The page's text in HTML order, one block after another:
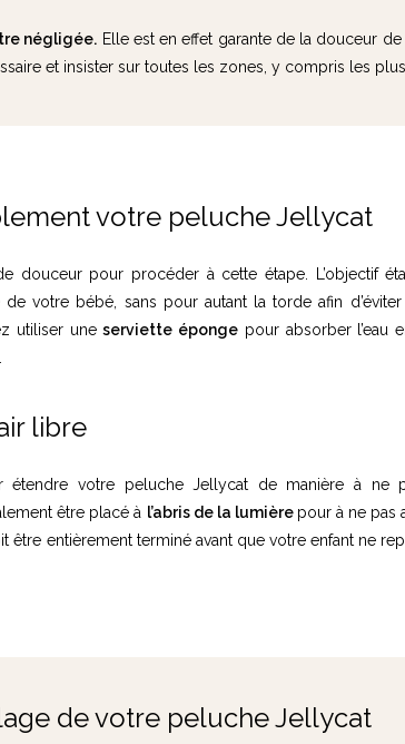
négligée. Elle est en effet garante de la douceur
et insister sur toutes les zones, y compris les
votre peluche Jellycat
douceur pour procéder à cette étape. L’objectif
votre bébé, sans pour autant la torde afin
utiliser uneserviette éponge pour absorber l’eau
libre
votre peluche Jellycat de manière à ne
être placé à l’abris de la lumière pour à ne pas
être entièrement terminé avant que votre enfant ne
de votre peluche Jellycat